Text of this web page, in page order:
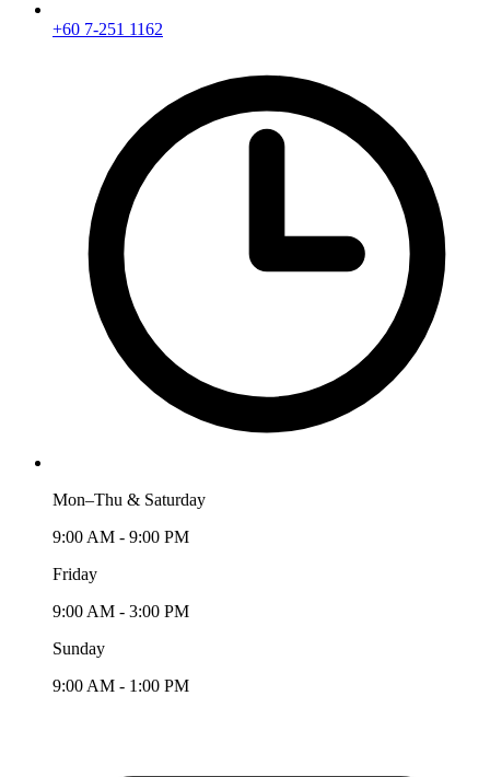
+60 7-251 1162
Mon–Thu & Saturday
9:00 AM - 9:00 PM
Friday
9:00 AM - 3:00 PM
Sunday
9:00 AM - 1:00 PM